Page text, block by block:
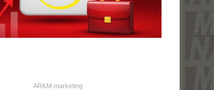
ARKM.marketing